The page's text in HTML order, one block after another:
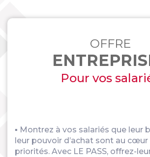
OFFRE
Pour vos
▪ Montrez à vos salariés que leur
leur pouvoir d’achat sont au cœur
priorités. Avec LE PASS, offrez-